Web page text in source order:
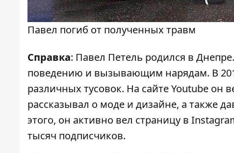
Павел погиб от полученных травм
Справка: Павел Петель родился в
поведению и вызывающим нарядам. В
различных тусовок. На сайте Youtube
рассказывал о моде и дизайне, а также
этого, он активно вел страницу в
тысяч подписчиков.